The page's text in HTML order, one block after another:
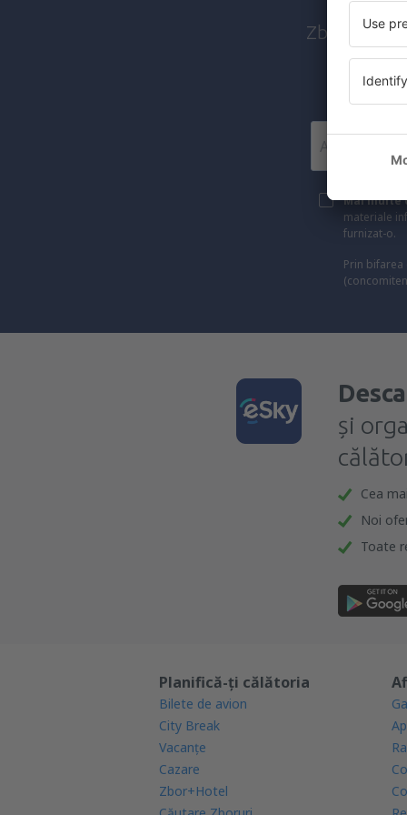
Zboruri
Mai multe
materiale
furnizat-o.
Prin
și
Cea
Noi
Toate
Planifică-ți călătoria
Bilete de avion
City Break
Vacanţe
Cazare
Zbor+Hotel